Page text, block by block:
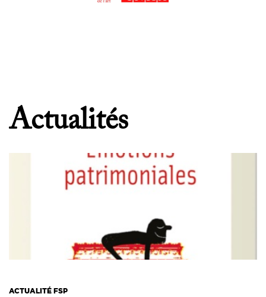
Actualités
ACTUALITÉ FSP